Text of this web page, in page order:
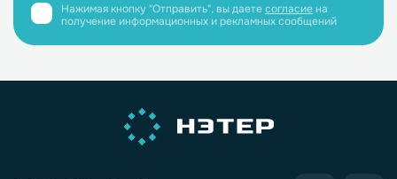
Нажимая кнопку "Отправить", вы даетесогласиена
получение информационных и рекламных сообщений